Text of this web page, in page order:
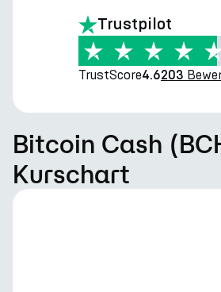
Trustpilot
TrustScore4.6203
Bitcoin Cash
Kurschart